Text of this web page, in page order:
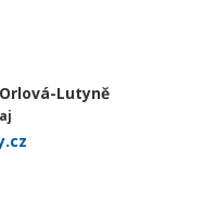
Lutyně